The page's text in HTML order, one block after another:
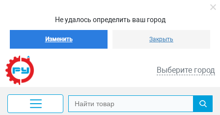
Не удалось определить ваш город
Изменить Закрыть
Выберите город